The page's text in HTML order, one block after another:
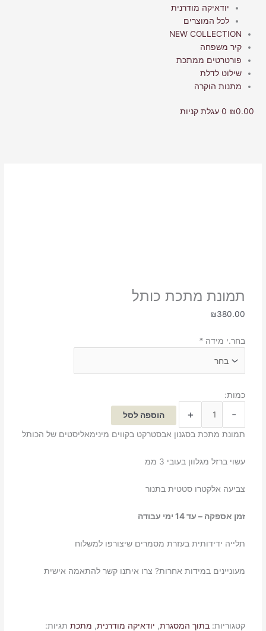
יודאיקה מודרנית
לכל המוצרים
NEW COLLECTION
קיר משפחה
פורטרטים ממתכת
שילוט לדלת
מתנות הוקרה
₪0.00
0 עגלת קניות
תמונת מתכת כותל
₪380.00
בחר.י מידה *
כמות:
-
+ הוספה לסל
תמונת מתכת בסגנון אבסטרקט בקווים מינימאליסטים של הכותל
עשוי ברזל מגלוון בעובי 3 ממ
צביעה אלקטרו סטטית בתנור
זמן אספקה – עד 14 ימי עבודה
תלייה ידידותית בעזרת מסמרים שיצורפו למשלוח
מעוניינים במידות אחרות? צרו איתנו קשר להתאמה אישית
קטגוריות: בתוך המסגרת, יודאיקה מודרנית, מתכת תגיות: